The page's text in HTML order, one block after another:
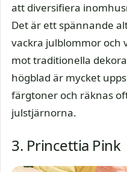
att diversifiera
Det är ett spännande
vackra julblommor och
mot traditionella
högblad är mycket
färgtoner och räknas
julstjärnorna.
3. Princettia Pink